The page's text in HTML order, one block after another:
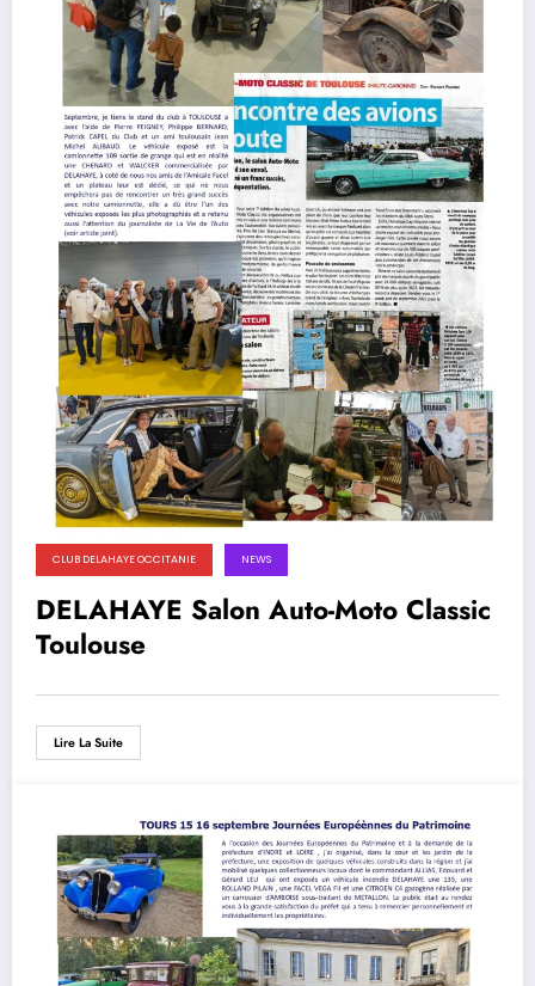
CLUB DELAHAYE OCCITANIE NEWS
DELAHAYE Salon Auto-Moto Classic
Toulouse
Lire La Suite